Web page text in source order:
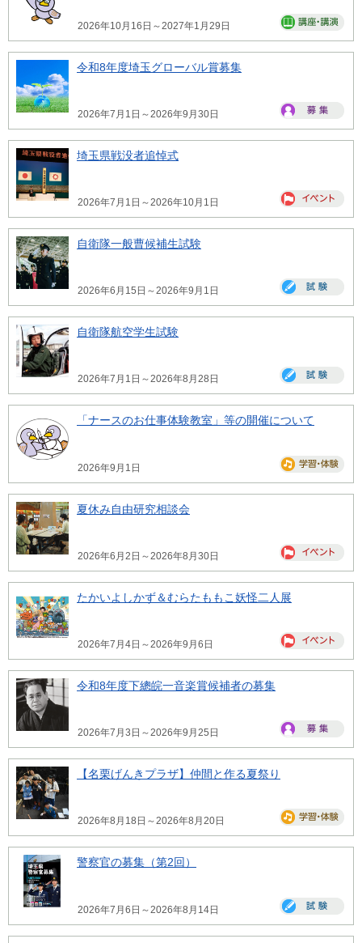
2026年10月16日～2027年1月29日
令和8年度埼玉グローバル賞募集
2026年7月1日～2026年9月30日
埼玉県戦没者追悼式
2026年7月1日～2026年10月1日
自衛隊一般曹候補生試験
2026年6月15日～2026年9月1日
自衛隊航空学生試験
2026年7月1日～2026年8月28日
「ナースのお仕事体験教室」等の開催について
2026年9月1日
夏休み自由研究相談会
2026年6月2日～2026年8月30日
たかいよしかず＆むらたももこ妖怪二人展
2026年7月4日～2026年9月6日
令和8年度下總皖一音楽賞候補者の募集
2026年7月3日～2026年9月25日
【名栗げんきプラザ】仲間と作る夏祭り
2026年8月18日～2026年8月20日
警察官の募集（第2回）
2026年7月6日～2026年8月14日